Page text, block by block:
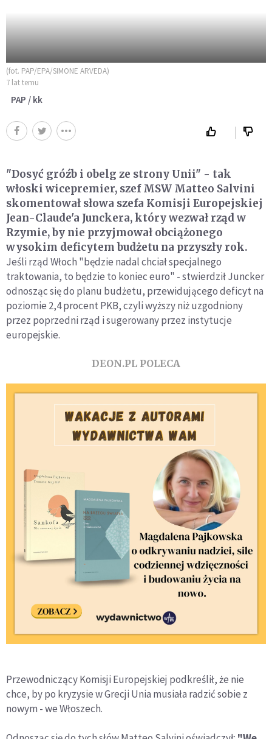
(fot. PAP/EPA/SIMONE ARVEDA)
7 lat temu
PAP / kk
"Dosyć gróźb i obelg ze strony Unii" - tak
włoski wicepremier, szef MSW Matteo Salvini
skomentował słowa szefa Komisji Europejskiej
Jean-Claude'a Junckera, który wezwał rząd w
Rzymie, by nie przyjmował obciążonego
wysokim deficytem budżetu na przyszły rok.
Jeśli rząd Włoch "będzie nadal chciał specjalnego
traktowania, to będzie to koniec euro" - stwierdził Juncker
odnosząc się do planu budżetu, przewidującego deficyt na
poziomie 2,4 procent PKB, czyli wyższy niż uzgodniony
przez poprzedni rząd i sugerowany przez instytucje
europejskie.
DEON.PL POLECA
Przewodniczący Komisji Europejskiej podkreślił, że nie
chce, by po kryzysie w Grecji Unia musiała radzić sobie z
nowym - we Włoszech.